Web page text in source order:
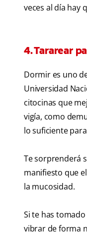
veces al día hay
4. Tararear
Dormir es uno
Universidad
citocinas que
vigía, como
lo suficiente
Te sorprenderá
manifiesto que
la mucosidad.
Si te has
vibrar de forma